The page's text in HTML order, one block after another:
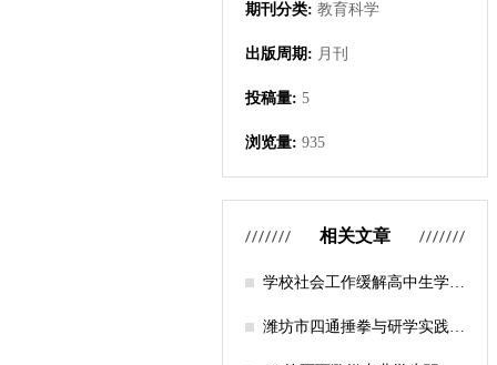
期刊分类: 教育科学
出版周期: 月刊
投稿量: 5
浏览量: 935
相关文章
学校社会工作缓解高中生学习
课堂”为介入载体
潍坊市四通捶拳与研学实践教